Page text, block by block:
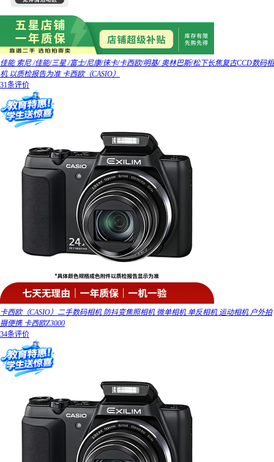
佳能 索尼 /佳能/三星 /富士/尼康/徕卡/卡西欧/明基/ 奥林巴斯/松下长焦复古CCD数码相
机 以质检报告为准 卡西欧（CASIO）
31条评价
卡西欧（CASIO）二手数码相机 防抖变焦照相机 微单相机 单反相机 运动相机 户外拍
摄便携 卡西欧Z3000
34条评价